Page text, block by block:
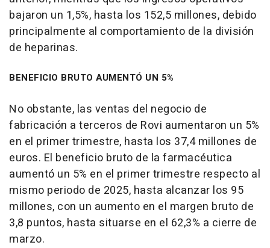
bajaron un 1,5%, hasta los 152,5 millones, debido
principalmente al comportamiento de la división
de heparinas.
BENEFICIO BRUTO AUMENTÓ UN 5%
No obstante, las ventas del negocio de
fabricación a terceros de Rovi aumentaron un 5%
en el primer trimestre, hasta los 37,4 millones de
euros. El beneficio bruto de la farmacéutica
aumentó un 5% en el primer trimestre respecto al
mismo periodo de 2025, hasta alcanzar los 95
millones, con un aumento en el margen bruto de
3,8 puntos, hasta situarse en el 62,3% a cierre de
marzo.